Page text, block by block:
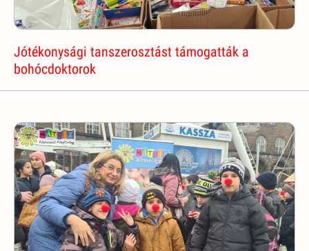
Jótékonysági tanszerosztást támogatták a
bohócdoktorok